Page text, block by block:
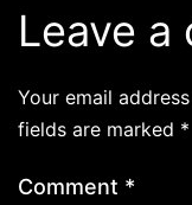
Leave a
Your email
fields are marked *
Comment *